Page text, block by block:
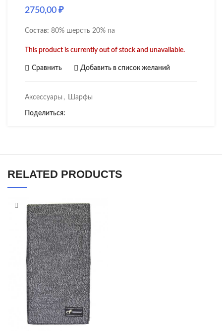
2750,00 ₽
Состав: 80% шерсть 20% па
This product is currently out of stock and unavailable.
Сравнить Добавить в список желаний
Аксессуары , Шарфы
Поделиться:
RELATED PRODUCTS